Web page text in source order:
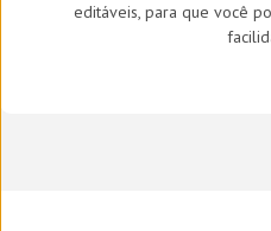
editáveis, para que você